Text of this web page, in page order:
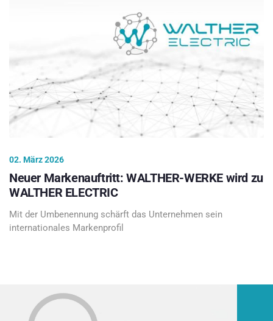
02. März 2026
Neuer Markenauftritt: WALTHER-WERKE wird zu
WALTHER ELECTRIC
Mit der Umbenennung schärft das Unternehmen sein
internationales Markenprofil